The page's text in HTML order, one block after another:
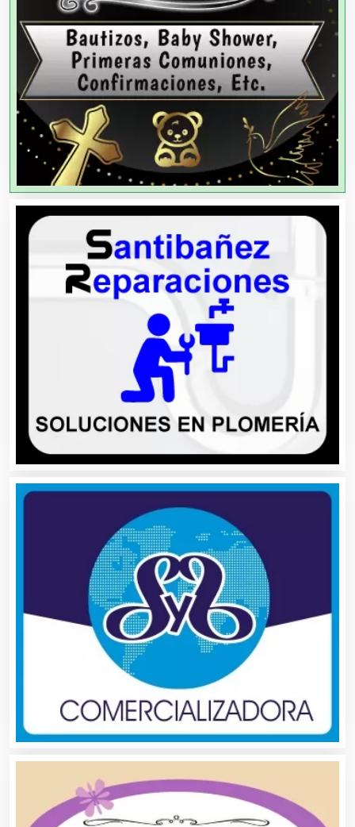
Agricultores
Agricultura y Ganadería
Agua Purificada
Aire Acondicionado
Alarmas
Albercas
Almacenaje
Alquiler de Autos
Alquiler de Equipos para Fiestas
Alquiler de Sillas y Mesas
Alquiler de Trajes de Etiqueta
Alta Costura
Aluminio
Ambulancias
Análisis Clínicos